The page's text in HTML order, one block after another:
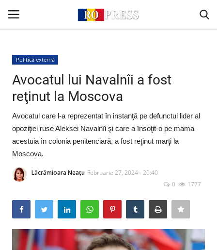
Conectare
Acasă
Intern
Extern
Monden
Artă & Cultură
Politică externă
Avocatul lui Navalnîi a fost
reţinut la Moscova
Avocatul care l-a reprezentat în instanţă pe defunctul lider al
opoziţiei ruse Aleksei Navalnîi şi care a însoţit-o pe mama
acestuia în colonia penitenciară, a fost reţinut marţi la
Moscova.
Lăcrămioara Neațu Februarie 27, 2024 - 20:40
0
1777